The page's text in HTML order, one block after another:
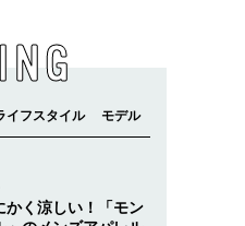
かく涼しい！「モン